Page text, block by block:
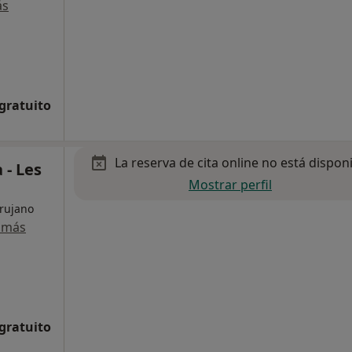
Les
La reserva de cita online no está
Mostrar perfil